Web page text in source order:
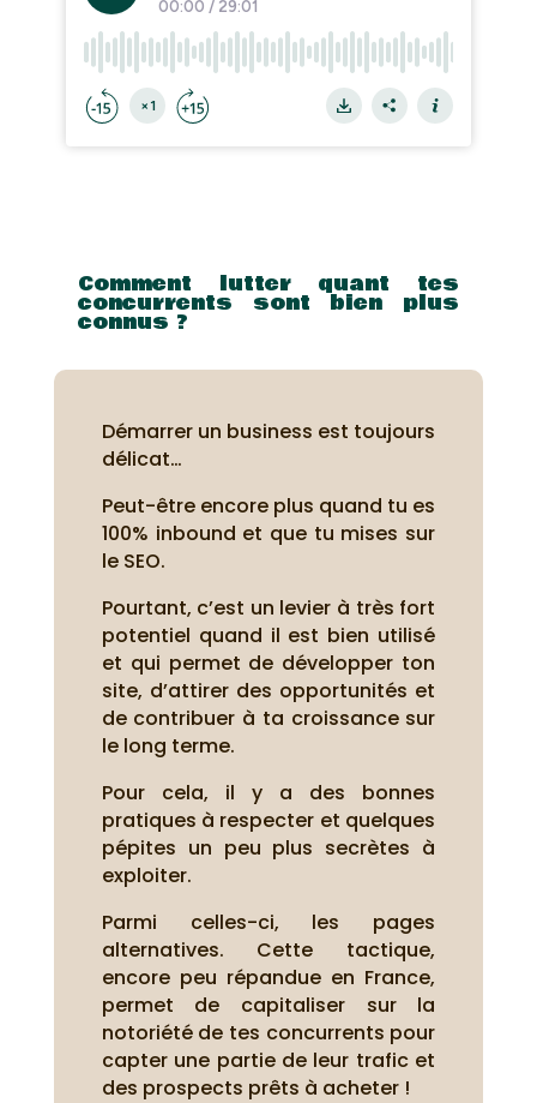
Comment lutter quant tes
concurrents sont bien plus
connus ?
Démarrer un business est toujours
délicat…
Peut-être encore plus quand tu es
100% inbound et que tu mises sur
le SEO.
Pourtant, c’est un levier à très fort
potentiel quand il est bien utilisé
et qui permet de développer ton
site, d’attirer des opportunités et
de contribuer à ta croissance sur
le long terme.
Pour cela, il y a des bonnes
pratiques à respecter et quelques
pépites un peu plus secrètes à
exploiter.
Parmi celles-ci, les pages
alternatives. Cette tactique,
encore peu répandue en France,
permet de capitaliser sur la
notoriété de tes concurrents pour
capter une partie de leur trafic et
des prospects prêts à acheter !